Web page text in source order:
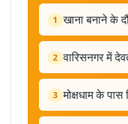
1 खाना बनाने के
2 वारिसनगर में
3 मोक्षधाम के